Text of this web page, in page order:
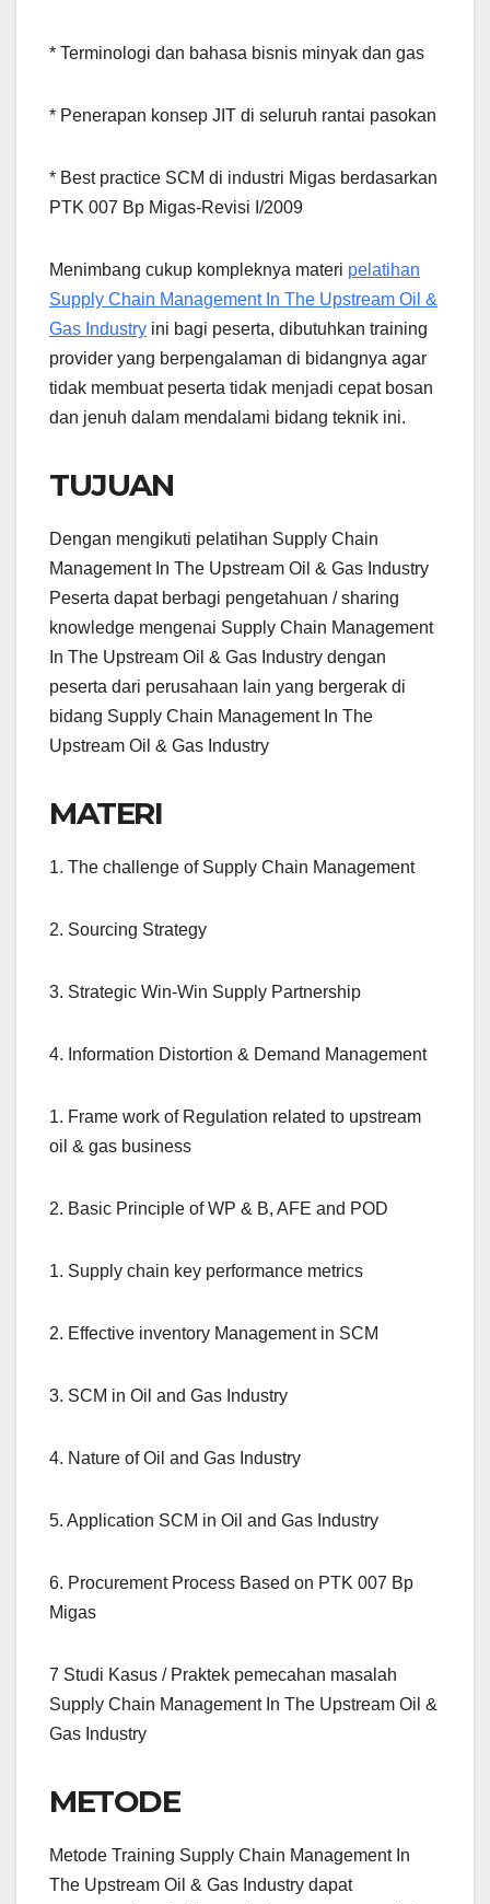
* Terminologi dan bahasa bisnis minyak dan gas
* Penerapan konsep JIT di seluruh rantai pasokan
* Best practice SCM di industri Migas berdasarkan
PTK 007 Bp Migas-Revisi I/2009
Menimbang cukup kompleknya materi pelatihan
Supply Chain Management In The Upstream Oil &
Gas Industry ini bagi peserta, dibutuhkan training
provider yang berpengalaman di bidangnya agar
tidak membuat peserta tidak menjadi cepat bosan
dan jenuh dalam mendalami bidang teknik ini.
TUJUAN
Dengan mengikuti pelatihan Supply Chain
Management In The Upstream Oil & Gas Industry
Peserta dapat berbagi pengetahuan / sharing
knowledge mengenai Supply Chain Management
In The Upstream Oil & Gas Industry dengan
peserta dari perusahaan lain yang bergerak di
bidang Supply Chain Management In The
Upstream Oil & Gas Industry
MATERI
1. The challenge of Supply Chain Management
2. Sourcing Strategy
3. Strategic Win-Win Supply Partnership
4. Information Distortion & Demand Management
1. Frame work of Regulation related to upstream
oil & gas business
2. Basic Principle of WP & B, AFE and POD
1. Supply chain key performance metrics
2. Effective inventory Management in SCM
3. SCM in Oil and Gas Industry
4. Nature of Oil and Gas Industry
5. Application SCM in Oil and Gas Industry
6. Procurement Process Based on PTK 007 Bp
Migas
7 Studi Kasus / Praktek pemecahan masalah
Supply Chain Management In The Upstream Oil &
Gas Industry
METODE
Metode Training Supply Chain Management In
The Upstream Oil & Gas Industry dapat